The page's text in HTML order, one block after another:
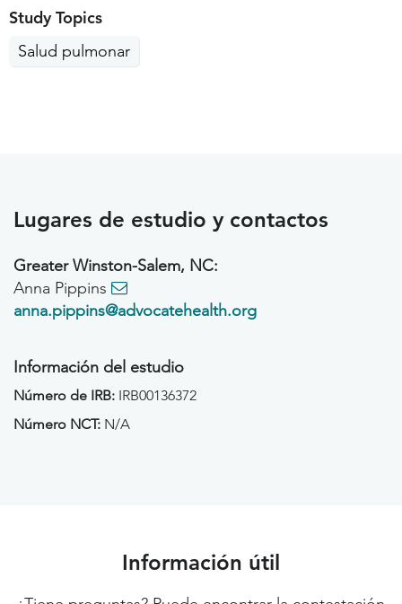
Study Topics
Salud pulmonar
Lugares de estudio y contactos
Greater Winston-Salem, NC:
Anna Pippins
anna.pippins@advocatehealth.org
Información del estudio
Número de IRB: IRB00136372
Número NCT: N/A
Información útil